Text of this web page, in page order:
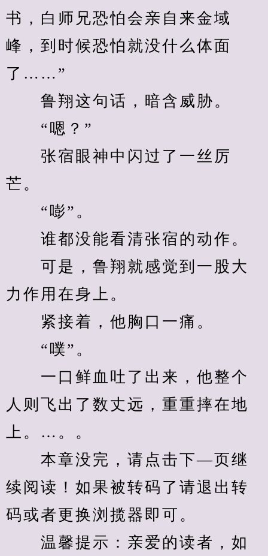
书，白师兄恐怕会亲自来金域
峰，到时候恐怕就没什么体面
了……”
鲁翔这句话，暗含威胁。
“嗯？”
张宿眼神中闪过了一丝厉
芒。
“嘭”。
谁都没能看清张宿的动作。
可是，鲁翔就感觉到一股大
力作用在身上。
紧接着，他胸口一痛。
“噗”。
一口鲜血吐了出来，他整个
人则飞出了数丈远，重重摔在地
上。…。。
本章没完，请点击下—页继
续阅读！如果被转码了请退出转
码或者更换浏揽器即可。
温馨提示：亲爱的读者，如